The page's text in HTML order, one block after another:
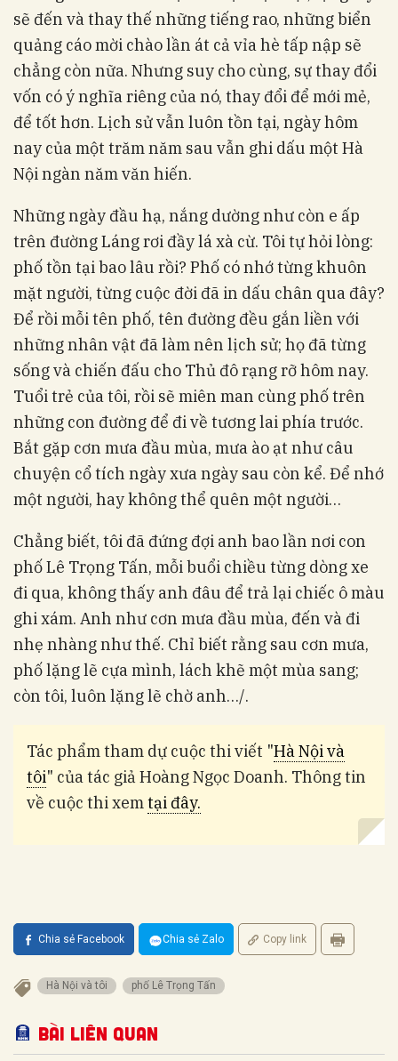
sẽ đến và thay thế những tiếng rao, những biển
quảng cáo mời chào lần át cả vỉa hè tấp nập sẽ
chẳng còn nữa. Nhưng suy cho cùng, sự thay đổi
vốn có ý nghĩa riêng của nó, thay đổi để mới mẻ,
để tốt hơn. Lịch sử vẫn luôn tồn tại, ngày hôm
nay của một trăm năm sau vẫn ghi dấu một Hà
Nội ngàn năm văn hiến.
Những ngày đầu hạ, nắng dường như còn e ấp
trên đường Láng rơi đầy lá xà cừ. Tôi tự hỏi lòng:
phố tồn tại bao lâu rồi? Phố có nhớ từng khuôn
mặt người, từng cuộc đời đã in dấu chân qua đây?
Để rồi mỗi tên phố, tên đường đều gắn liền với
những nhân vật đã làm nên lịch sử; họ đã từng
sống và chiến đấu cho Thủ đô rạng rỡ hôm nay.
Tuổi trẻ của tôi, rồi sẽ miên man cùng phố trên
những con đường để đi về tương lai phía trước.
Bắt gặp cơn mưa đầu mùa, mưa ào ạt như câu
chuyện cổ tích ngày xưa ngày sau còn kể. Để nhớ
một người, hay không thể quên một người…
Chẳng biết, tôi đã đứng đợi anh bao lần nơi con
phố Lê Trọng Tấn, mỗi buổi chiều từng dòng xe
đi qua, không thấy anh đâu để trả lại chiếc ô màu
ghi xám. Anh như cơn mưa đầu mùa, đến và đi
nhẹ nhàng như thế. Chỉ biết rằng sau cơn mưa,
phố lặng lẽ cựa mình, lách khẽ một mùa sang;
còn tôi, luôn lặng lẽ chờ anh…/.
Tác phẩm tham dự cuộc thi viết "Hà Nội và
tôi" của tác giả Hoàng Ngọc Doanh. Thông tin
về cuộc thi xemtại đây.
Chia sẻ Facebook Chia sẻ Zalo Copy link
Hà Nội và tôi phố Lê Trọng Tấn
Bài liên quan